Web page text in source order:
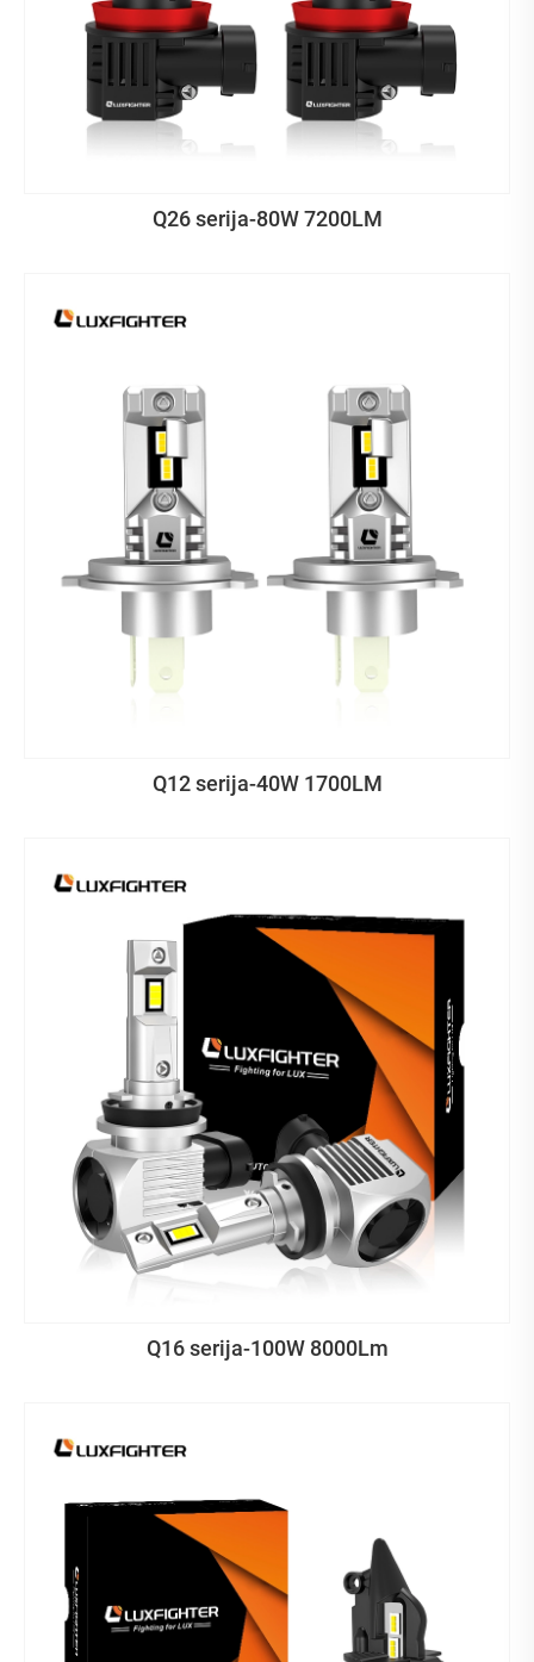
Q26 serija-80W 7200LM
Q12 serija-40W 1700LM
Q16 serija-100W 8000Lm